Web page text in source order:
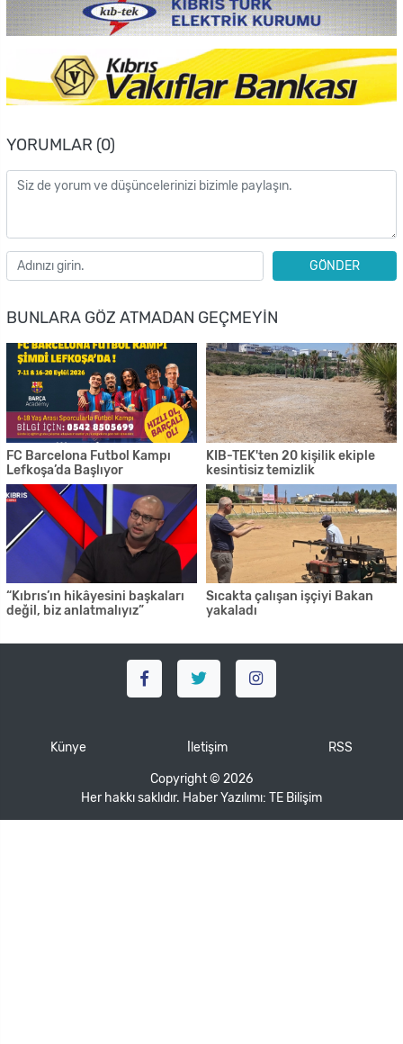
YORUMLAR (0)
GÖNDER
BUNLARA GÖZ ATMADAN GEÇMEYIN
FC Barcelona Futbol Kampı
Lefkoşa’da Başlıyor
KIB-TEK'ten 20 kişilik ekiple
kesintisiz temizlik
“Kıbrıs’ın hikâyesini başkaları
değil, biz anlatmalıyız”
Sıcakta çalışan işçiyi Bakan
yakaladı
Künye İletişim RSS
Copyright © 2026
Her hakkı saklıdır. Haber Yazılımı: TE Bilişim